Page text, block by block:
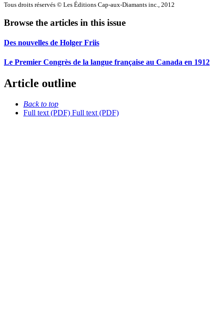
Tous droits réservés © Les Éditions Cap-aux-Diamants inc., 2012
Browse the articles in this issue
Des nouvelles de Holger Friis
Le Premier Congrès de la langue française au Canada en 1912
Article outline
Back to top
Full text (PDF) Full text (PDF)